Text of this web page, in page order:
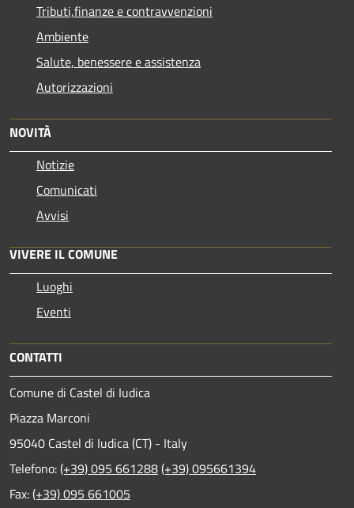
Tributi,finanze e contravvenzioni
Ambiente
Salute, benessere e assistenza
Autorizzazioni
NOVITÀ
Notizie
Comunicati
Avvisi
VIVERE IL COMUNE
Luoghi
Eventi
CONTATTI
Comune di Castel di Iudica
Piazza Marconi
95040 Castel di Iudica (CT) - Italy
Telefono:(+39) 095 661288(+39) 095661394
Fax:(+39) 095 661005